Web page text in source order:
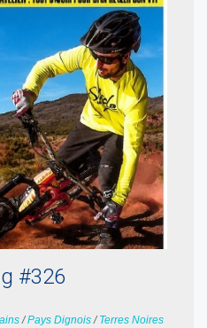
#326
/Pays Dignois/ Terres Noires